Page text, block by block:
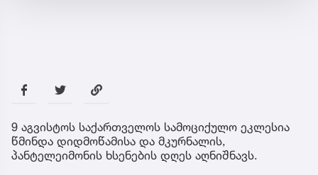
9 აგვისტოს საქართველოს სამოციქულო ეკლესია
წმინდა დიდმოწამისა და მკურნალის,
პანტელეიმონის ხსენების დღეს აღნიშნავს.